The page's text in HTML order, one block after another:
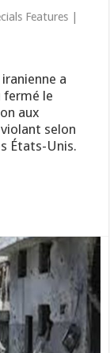
Features |
a
fermé le
aux
selon
États-Unis.